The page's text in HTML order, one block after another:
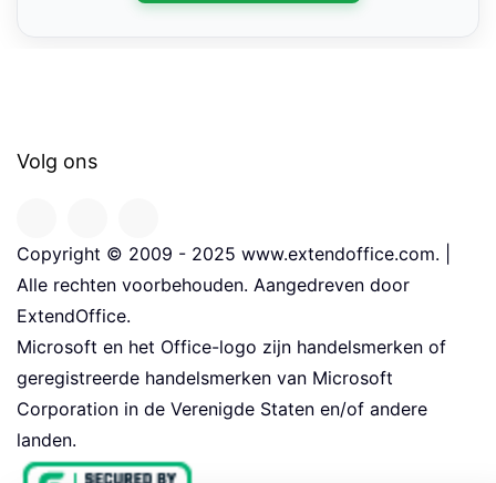
Volg ons
Copyright © 2009 - 2025 www.extendoffice.com. |
Alle rechten voorbehouden. Aangedreven door
ExtendOffice.
Microsoft en het Office-logo zijn handelsmerken of
geregistreerde handelsmerken van Microsoft
Corporation in de Verenigde Staten en/of andere
landen.